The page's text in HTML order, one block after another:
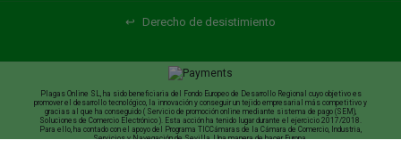
↩ Derecho de desistimiento
Plagas Online SL, ha sido beneficiaria del Fondo Europeo de Desarrollo Regional cuyo objetivo es
promover el desarrollo tecnológico, la innovación y conseguir un tejido empresarial más competitivo y
gracias al que ha conseguido ( Servicio de promoción online mediante sistema de pago (SEM),
Soluciones de Comercio Electrónico ). Esta acción ha tenido lugar durante el ejercicio 2017/2018.
Para ello, ha contado con el apoyo del Programa TICCámaras de la Cámara de Comercio, Industria,
Servicios y Navegación de Sevilla. Una manera de hacer Europa.